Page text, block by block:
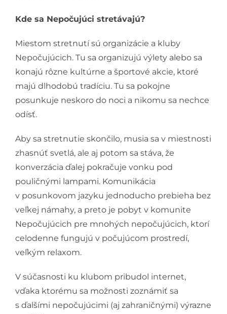
Kde sa Nepočujúci stretávajú?
Miestom stretnutí sú organizácie a kluby
Nepočujúcich. Tu sa organizujú výlety alebo sa
konajú rôzne kultúrne a športové akcie, ktoré
majú dlhodobú tradíciu. Tu sa pokojne
posunkuje neskoro do noci a nikomu sa nechce
odísť.
Aby sa stretnutie skončilo, musia sa v miestnosti
zhasnúť svetlá, ale aj potom sa stáva, že
konverzácia ďalej pokračuje vonku pod
pouličnými lampami. Komunikácia
v posunkovom jazyku jednoducho prebieha bez
veľkej námahy, a preto je pobyt v komunite
Nepočujúcich pre mnohých nepočujúcich, ktorí
celodenne fungujú v počujúcom prostredí,
veľkým relaxom.
V súčasnosti ku klubom pribudol internet,
vďaka ktorému sa možnosti zoznámiť sa
s ďalšími nepočujúcimi (aj zahraničnými) výrazne